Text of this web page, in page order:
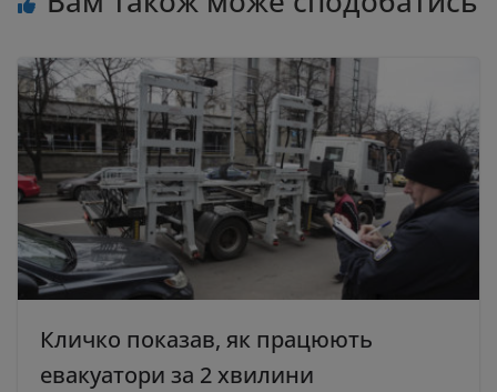
Кличко показав, як працюють
евакуатори за 2 хвилини